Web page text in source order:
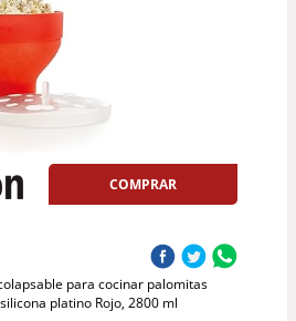
COMPRAR
para cocinar palomitas
platino Rojo, 2800 ml